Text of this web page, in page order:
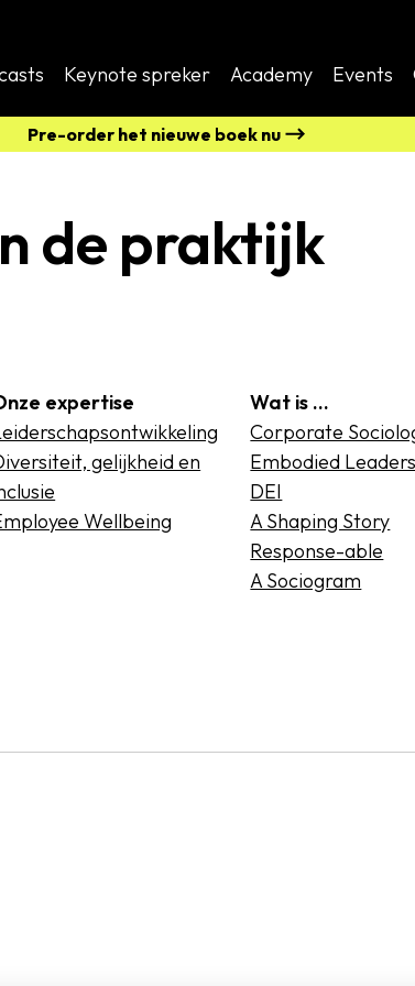
Keynote spreker Academy Events
Pre-order het nieuwe boek nu
de praktijk
expertise
gelijkheid en
Wellbeing
Wat is …
Corporate
Embodied
DEI
A Shaping Story
Response-able
A Sociogram